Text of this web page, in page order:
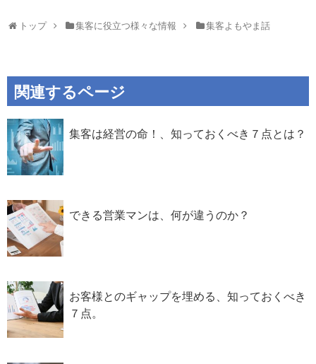
トップ 集客に役立つ様々な情報 集客よもやま話
関連するページ
集客は経営の命！、知っておくべき７点とは？
できる営業マンは、何が違うのか？
お客様とのギャップを埋める、知っておくべき
７点。